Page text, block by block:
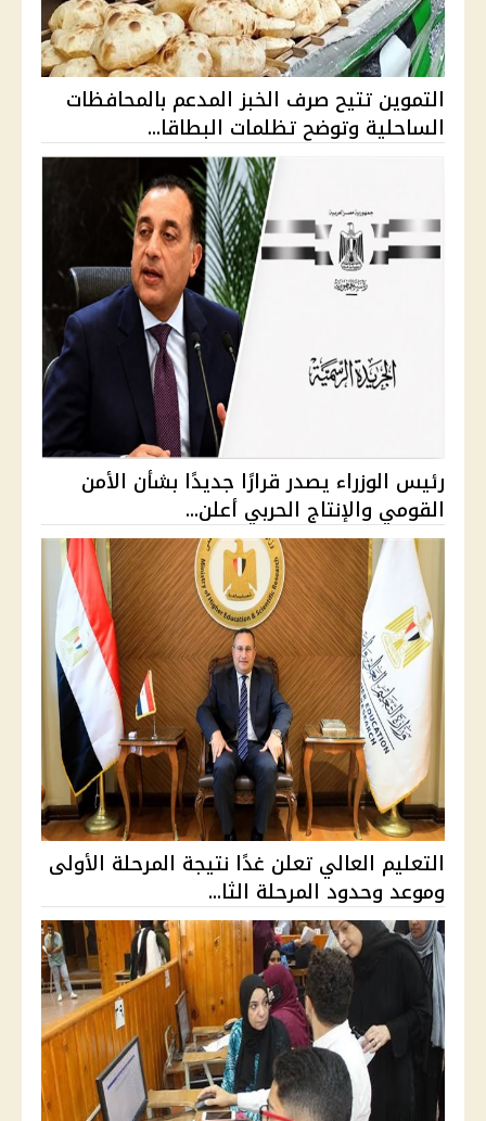
التموين تتيح صرف الخبز المدعم بالمحافظات
الساحلية وتوضح تظلمات البطاقا...
رئيس الوزراء يصدر قرارًا جديدًا بشأن الأمن
القومي والإنتاج الحربي أعلن...
التعليم العالي تعلن غدًا نتيجة المرحلة الأولى
وموعد وحدود المرحلة الثا...